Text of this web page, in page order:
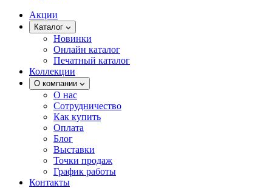
Акции
Каталог
Новинки
Онлайн каталог
Печатный каталог
Коллекции
О компании
О нас
Сотрудничество
Как купить
Оплата
Блог
Выставки
Точки продаж
График работы
Контакты